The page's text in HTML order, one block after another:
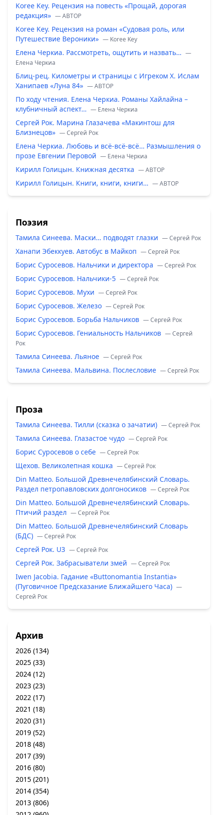
Koree Key. Рецензия на повесть «Прощай, дорогая
редакция» — ABTOP
Koree Key. Рецензия на роман «Судовая роль, или
Путешествие Вероники» — Koree Key
Елена Черкиа. Рассмотреть, ощутить и назвать… —
Елена Черкиа
Блиц-рец. Километры и страницы с Игреком Х. Ислам
Ханипаев «Луна 84» — ABTOP
По ходу чтения. Елена Черкиа. Романы Хайлайна –
клубничный аспект… — Елена Черкиа
Сергей Рок. Марина Глазачева «Макинтош для
Близнецов» — Сергей Рок
Елена Черкиа. Любовь и всё-всё-всё… Размышления о
прозе Евгении Перовой — Елена Черкиа
Кирилл Голицын. Книжная десятка — ABTOP
Кирилл Голицын. Книги, книги, книги… — ABTOP
Поэзия
Тамила Синеева. Маски… подводят глазки — Сергей Рок
Ханапи Эбеккуев. Автобус в Майкоп — Сергей Рок
Борис Суросевов. Нальчики и директора — Сергей Рок
Борис Суросевов. Нальчики-5 — Сергей Рок
Борис Суросевов. Мухи — Сергей Рок
Борис Суросевов. Железо — Сергей Рок
Борис Суросевов. Борьба Нальчиков — Сергей Рок
Борис Суросевов. Гениальность Нальчиков — Сергей
Рок
Тамила Синеева. Льяное — Сергей Рок
Тамила Синеева. Мальвина. Послесловие — Сергей Рок
Проза
Тамила Синеева. Тилли (сказка о зачатии) — Сергей Рок
Тамила Синеева. Глазастое чудо — Сергей Рок
Борис Суросевов о себе — Сергей Рок
Щехов. Великолепная кошка — Сергей Рок
Din Matteo. Большой Древнечелябинский Словарь.
Раздел петропавловских долгоносиков — Сергей Рок
Din Matteo. Большой Древнечелябинский Словарь.
Птичий раздел — Сергей Рок
Din Matteo. Большой Древнечелябинский Словарь
(БДС) — Сергей Рок
Сергей Рок. U3 — Сергей Рок
Сергей Рок. Забрасыватели змей — Сергей Рок
Iwen Jacobia. Гадание «Buttonomantia Instantia»
(Пуговичное Предсказание Ближайшего Часа) —
Сергей Рок
Архив
2026 (134)
2025 (33)
2024 (12)
2023 (23)
2022 (17)
2021 (18)
2020 (31)
2019 (52)
2018 (48)
2017 (39)
2016 (80)
2015 (201)
2014 (354)
2013 (806)